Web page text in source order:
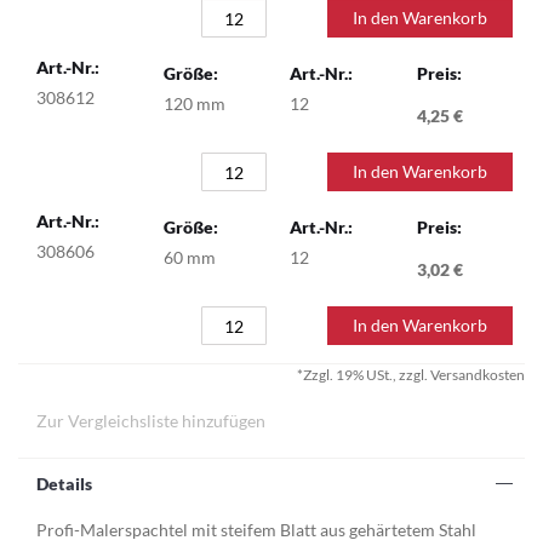
In den Warenkorb
308612 120 mm 12
4,25 €
In den Warenkorb
308606 60 mm 12
3,02 €
In den Warenkorb
*Zzgl. 19% USt., zzgl. Versandkosten
Zur Vergleichsliste hinzufügen
Details
Profi-Malerspachtel mit steifem Blatt aus gehärtetem Stahl